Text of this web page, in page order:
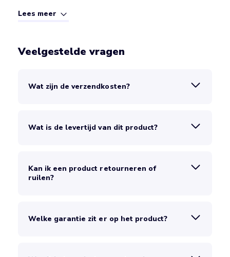
Lees meer
Veelgestelde vragen
Wat zijn de verzendkosten?
Wat is de levertijd van dit product?
Kan ik een product retourneren of
ruilen?
Welke garantie zit er op het product?